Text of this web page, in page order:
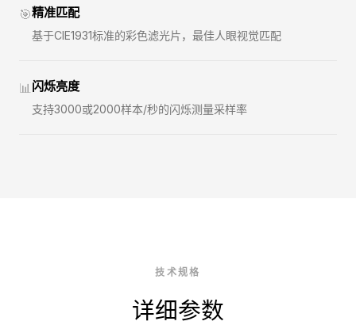
🎯精准匹配
基于CIE1931标准的彩色滤光片，最佳人眼视觉匹配
📊闪烁亮度
支持3000或2000样本/秒的闪烁测量采样率
技术规格
详细参数